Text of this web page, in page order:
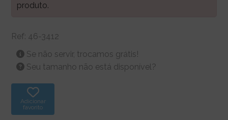
produto.
Ref: 46-3412
Se não servir, trocamos grátis!
Seu tamanho não está disponível?
Adicionar
favorito